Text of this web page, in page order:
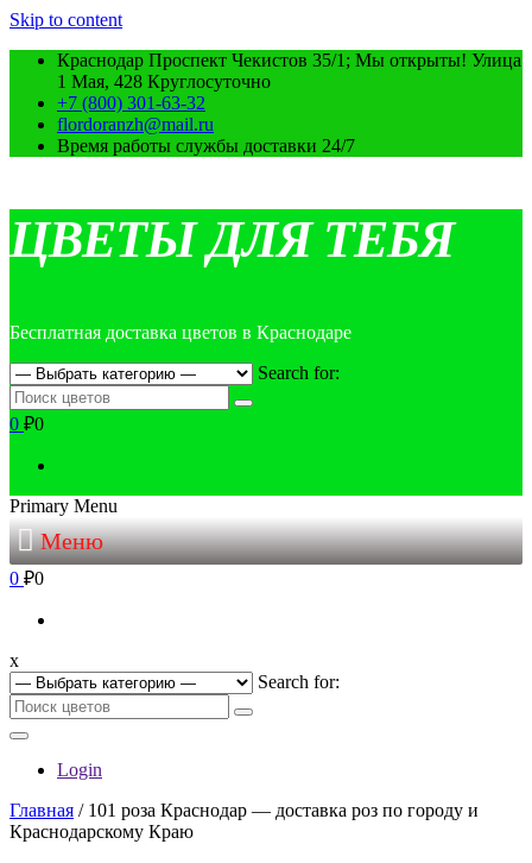
Skip to content
Краснодар Проспект Чекистов 35/1; Мы открыты! Улица
1 Мая, 428 Круглосуточно
+7 (800) 301-63-32
flordoranzh@mail.ru
Время работы службы доставки 24/7
ЦВЕТЫ ДЛЯ ТЕБЯ
Бесплатная доставка цветов в Краснодаре
Search for:
0 ₽0
Primary Menu
Меню
0 ₽0
x
Search for:
Login
Главная / 101 роза Краснодар — доставка роз по городу и
Краснодарскому Краю